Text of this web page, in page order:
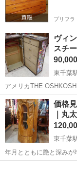
プリフラ
ヴィ
スチ
東千葉
アメリカTHE
～1930年代頃のモノか
に使われていたもので
す。 鍵穴...
千葉 千葉市 東千
価格
｜丸
東千葉
年月とともに艶と深み
具。 扉に梟の彫刻が施